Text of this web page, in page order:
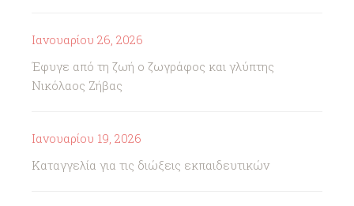
Ιανουαρίου 26, 2026
Έφυγε από τη ζωή ο ζωγράφος και γλύπτης
Νικόλαος Ζήβας
Ιανουαρίου 19, 2026
Καταγγελία για τις διώξεις εκπαιδευτικών